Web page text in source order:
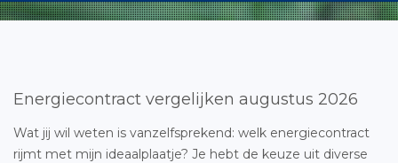
Energiecontract vergelijken augustus 2026
Wat jij wil weten is vanzelfsprekend: welk energiecontract
rijmt met mijn ideaalplaatje? Je hebt de keuze uit diverse